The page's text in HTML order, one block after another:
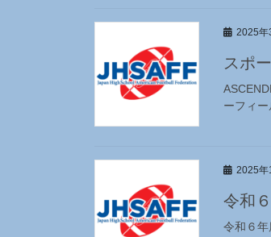
2025年
スポ
ーフィ
2025年
令和
令和６